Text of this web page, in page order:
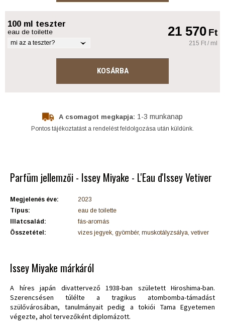
100 ml teszter
eau de toilette
mi az a teszter?
21 570Ft
215 Ft / ml
KOSÁRBA
A csomagot megkapja: 1-3 munkanap
Pontos tájékoztatást a rendelést feldolgozása után küldünk.
Parfüm jellemzői - Issey Miyake - L'Eau d'Issey Vetiver
Megjelenés éve:
2023
Típus:
eau de toilette
Illatcsalád:
fás-aromás
Összetétel:
vizes jegyek, gyömbér, muskotályzsálya, vetiver
Issey Miyake márkáról
A híres japán divattervező 1938-ban született Hiroshima-ban.
Szerencsésen túlélte a tragikus atombomba-támadást
szülővárosában, tanulmányait pedig a tokiói Tama Egyetemen
végezte, ahol tervezőként diplomázott.